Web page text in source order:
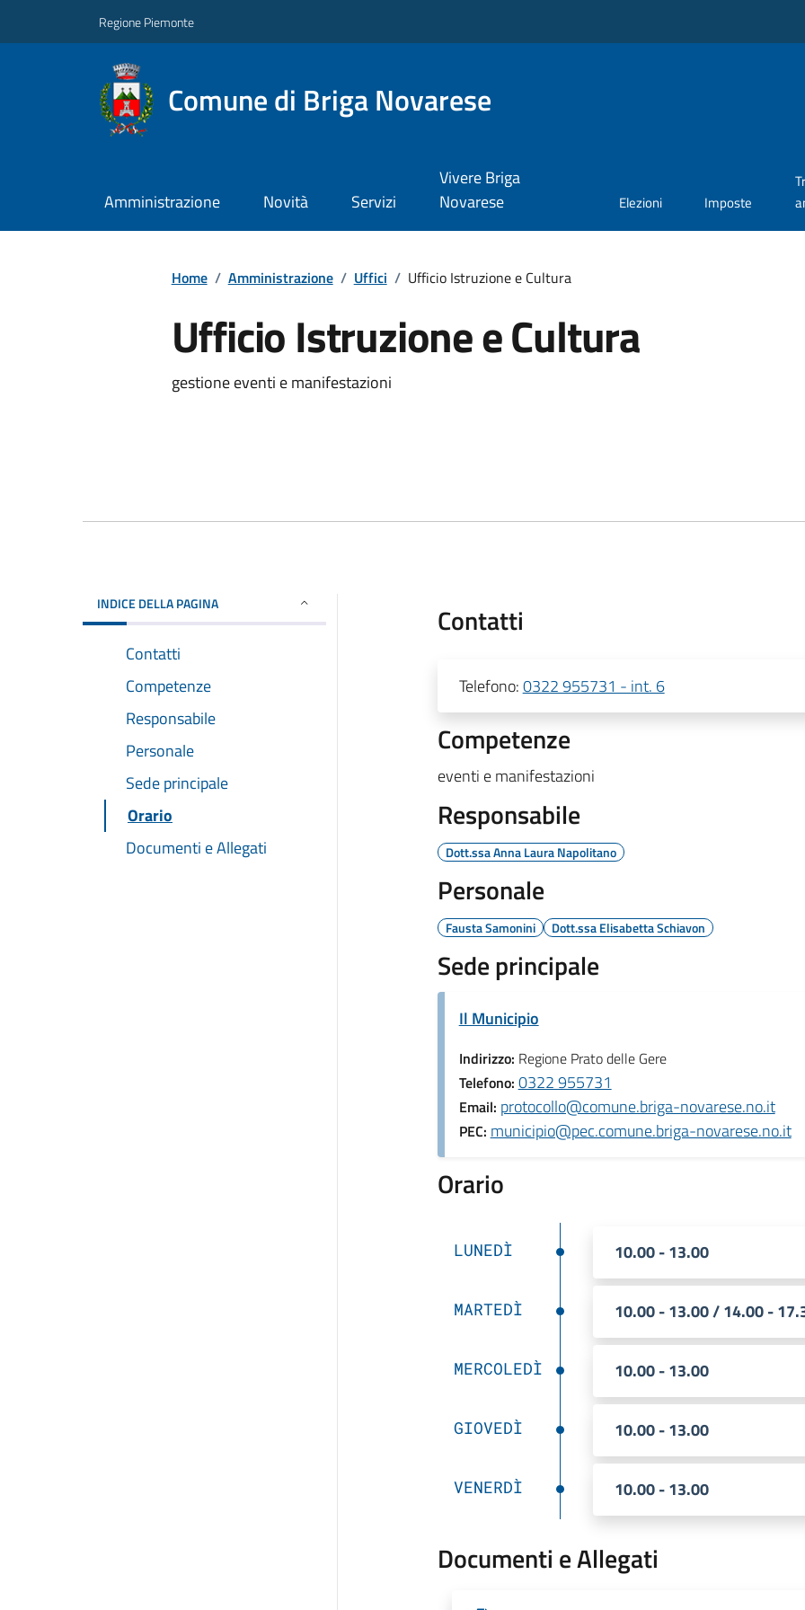
Regione Piemonte
Comune di Briga Novarese
Amministrazione Novità Servizi
Vivere Briga
Novarese
Elezioni Imposte
Home / Amministrazione / Uffici / Ufficio Istruzione e Cultura
Ufficio Istruzione e Cultura
gestione eventi e manifestazioni
INDICE DELLA PAGINA
Contatti
Competenze
Responsabile
Personale
Sede principale
Orario
Documenti e Allegati
Contatti
Telefono:0322 955731 - int. 6
Competenze
eventi e manifestazioni
Responsabile
Dott.ssa Anna Laura Napolitano
Personale
Fausta Samonini Dott.ssa Elisabetta Schiavon
Sede principale
Il Municipio
Indirizzo: Regione Prato delle Gere
Telefono: 0322 955731
Email: protocollo@comune.briga-novarese.no.it
PEC: municipio@pec.comune.briga-novarese.no.it
Orario
LUNEDÌ 10.00 - 13.00
MARTEDÌ 10.00 - 13.00 / 14.00 -
MERCOLEDÌ 10.00 - 13.00
GIOVEDÌ 10.00 - 13.00
VENERDÌ 10.00 - 13.00
Documenti e Allegati